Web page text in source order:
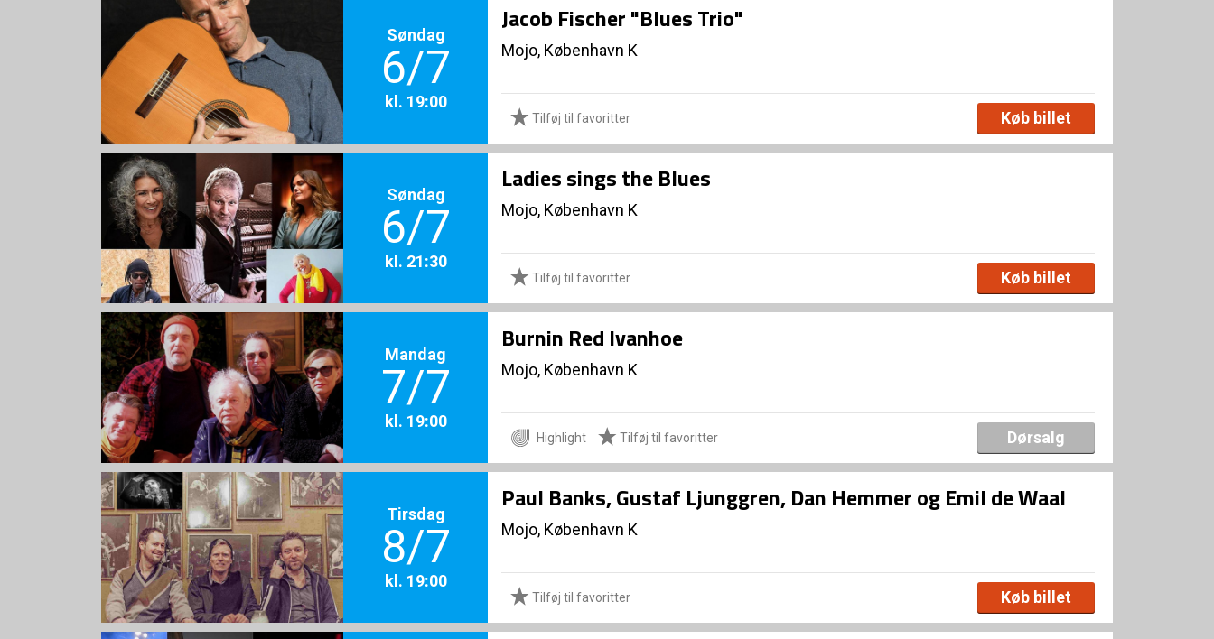
Søndag
6/7
kl. 19:00
Jacob Fischer "Blues Trio"
Mojo, København K
Tilføj til favoritter Køb billet
Søndag
6/7
kl. 21:30
Ladies sings the Blues
Mojo, København K
Tilføj til favoritter Køb billet
Mandag
7/7
kl. 19:00
Burnin Red Ivanhoe
Mojo, København K
Highlight Tilføj til favoritter Dørsalg
Tirsdag
8/7
kl. 19:00
Paul Banks, Gustaf Ljunggren, Dan Hemmer og Emil de Waal
Mojo, København K
Tilføj til favoritter Køb billet